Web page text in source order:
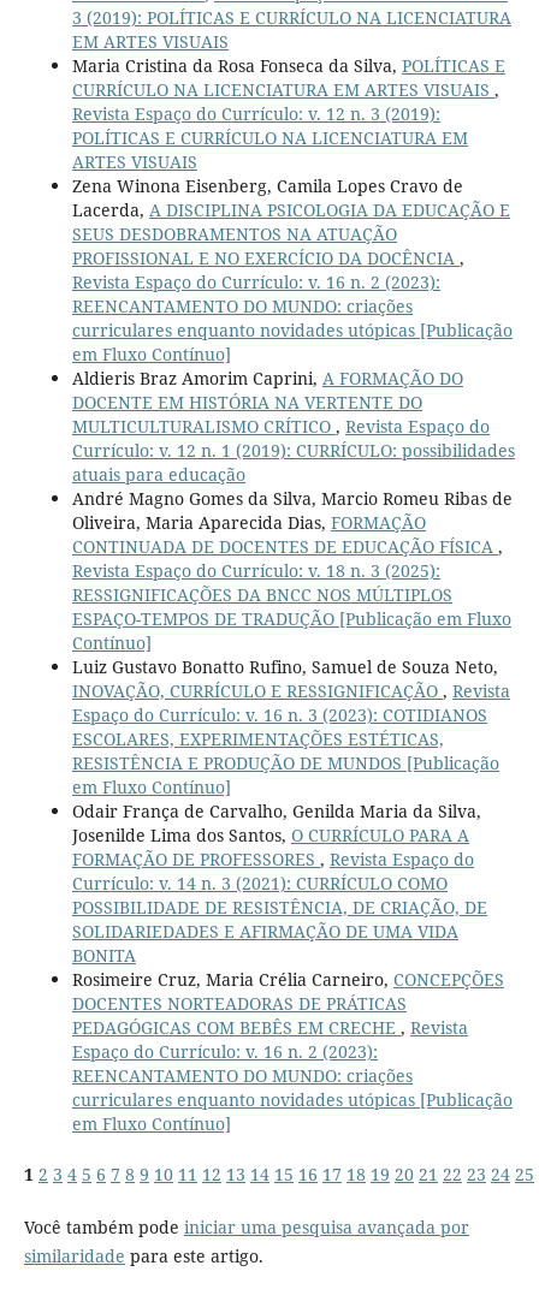
3 (2019): POLÍTICAS E CURRÍCULO NA LICENCIATURA
EM ARTES VISUAIS
Maria Cristina da Rosa Fonseca da Silva, POLÍTICAS E
CURRÍCULO NA LICENCIATURA EM ARTES VISUAIS ,
Revista Espaço do Currículo: v. 12 n. 3 (2019):
POLÍTICAS E CURRÍCULO NA LICENCIATURA EM
ARTES VISUAIS
Zena Winona Eisenberg, Camila Lopes Cravo de
Lacerda, A DISCIPLINA PSICOLOGIA DA EDUCAÇÃO E
SEUS DESDOBRAMENTOS NA ATUAÇÃO
PROFISSIONAL E NO EXERCÍCIO DA DOCÊNCIA ,
Revista Espaço do Currículo: v. 16 n. 2 (2023):
REENCANTAMENTO DO MUNDO: criações
curriculares enquanto novidades utópicas [Publicação
em Fluxo Contínuo]
Aldieris Braz Amorim Caprini, A FORMAÇÃO DO
DOCENTE EM HISTÓRIA NA VERTENTE DO
MULTICULTURALISMO CRÍTICO , Revista Espaço do
Currículo: v. 12 n. 1 (2019): CURRÍCULO: possibilidades
atuais para educação
André Magno Gomes da Silva, Marcio Romeu Ribas de
Oliveira, Maria Aparecida Dias, FORMAÇÃO
CONTINUADA DE DOCENTES DE EDUCAÇÃO FÍSICA ,
Revista Espaço do Currículo: v. 18 n. 3 (2025):
RESSIGNIFICAÇÕES DA BNCC NOS MÚLTIPLOS
ESPAÇO-TEMPOS DE TRADUÇÃO [Publicação em Fluxo
Contínuo]
Luiz Gustavo Bonatto Rufino, Samuel de Souza Neto,
INOVAÇÃO, CURRÍCULO E RESSIGNIFICAÇÃO , Revista
Espaço do Currículo: v. 16 n. 3 (2023): COTIDIANOS
ESCOLARES, EXPERIMENTAÇÕES ESTÉTICAS,
RESISTÊNCIA E PRODUÇÃO DE MUNDOS [Publicação
em Fluxo Contínuo]
Odair França de Carvalho, Genilda Maria da Silva,
Josenilde Lima dos Santos, O CURRÍCULO PARA A
FORMAÇÃO DE PROFESSORES , Revista Espaço do
Currículo: v. 14 n. 3 (2021): CURRÍCULO COMO
POSSIBILIDADE DE RESISTÊNCIA, DE CRIAÇÃO, DE
SOLIDARIEDADES E AFIRMAÇÃO DE UMA VIDA
BONITA
Rosimeire Cruz, Maria Crélia Carneiro, CONCEPÇÕES
DOCENTES NORTEADORAS DE PRÁTICAS
PEDAGÓGICAS COM BEBÊS EM CRECHE , Revista
Espaço do Currículo: v. 16 n. 2 (2023):
REENCANTAMENTO DO MUNDO: criações
curriculares enquanto novidades utópicas [Publicação
em Fluxo Contínuo]
1 2 3 4 5 6 7 8 9 10 11 12 13 14 15 16 17 18 19 20 21 22 23 24 25
Você também pode iniciar uma pesquisa avançada por
similaridade para este artigo.